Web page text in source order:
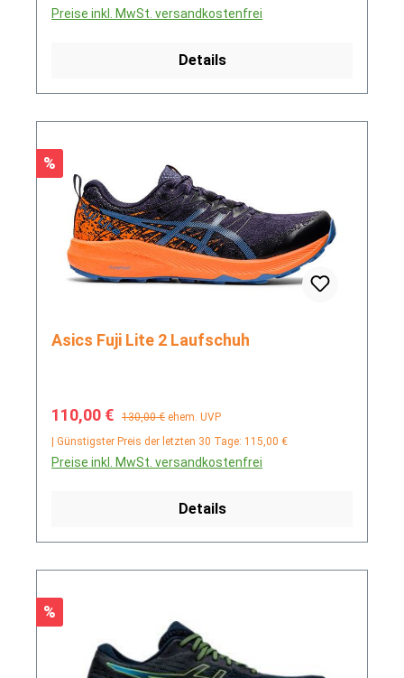
Preise inkl. MwSt. versandkostenfrei
Details
Rabatt
%
Asics Fuji Lite 2 Laufschuh
Verkaufspreis:
110,00 € Regulärer Preis:
130,00 € ehem. UVP
| Günstigster Preis der letzten 30 Tage: 115,00 €
Preise inkl. MwSt. versandkostenfrei
Details
Rabatt
%